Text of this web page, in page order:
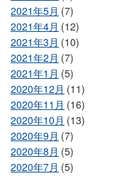
2021年5月 (7)
2021年4月 (12)
2021年3月 (10)
2021年2月 (7)
2021年1月 (5)
2020年12月 (11)
2020年11月 (16)
2020年10月 (13)
2020年9月 (7)
2020年8月 (5)
2020年7月 (5)